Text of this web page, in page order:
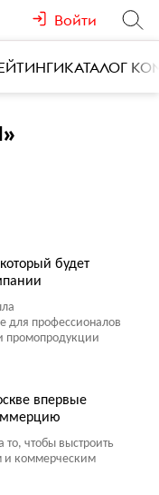
Войти
КАТАЛОГ
будет
профессионалов
промопродукции
впервые
чтобы выстроить
и коммерческим